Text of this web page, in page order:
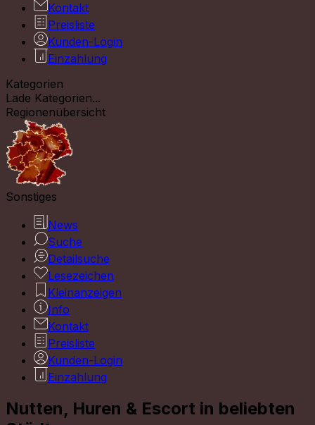
Kontakt
Preisliste
Kunden-Login
Einzahlung
Kategorien
Lade Kategorien...
Regionenübersicht
Sonstiges
News
Suche
Detailsuche
Lesezeichen
Kleinanzeigen
Info
Kontakt
Preisliste
Kunden-Login
Einzahlung
Nutten, Huren & Escort in beliebten